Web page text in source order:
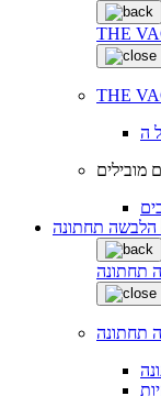
THE
THE
מובילים
תחתונה
תחתונה